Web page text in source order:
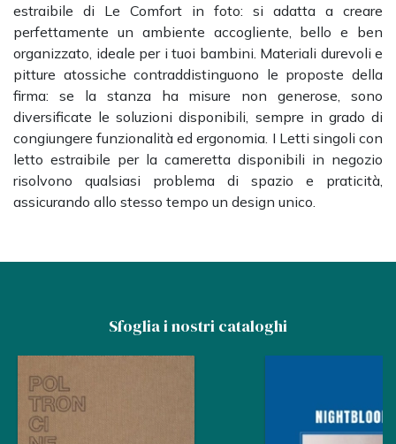
estraibile di Le Comfort in foto: si adatta a creare
perfettamente un ambiente accogliente, bello e ben
organizzato, ideale per i tuoi bambini. Materiali durevoli e
pitture atossiche contraddistinguono le proposte della
firma: se la stanza ha misure non generose, sono
diversificate le soluzioni disponibili, sempre in grado di
congiungere funzionalità ed ergonomia. I Letti singoli con
letto estraibile per la cameretta disponibili in negozio
risolvono qualsiasi problema di spazio e praticità,
assicurando allo stesso tempo un design unico.
Sfoglia i nostri cataloghi